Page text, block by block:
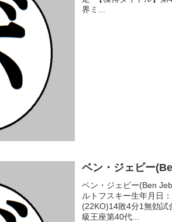
界ミ...
ベン・ジェビー
ベン・ジェビー(Ben
ルトフスキー生年月日
(22KO)14敗4分1無効
級王座第40代...